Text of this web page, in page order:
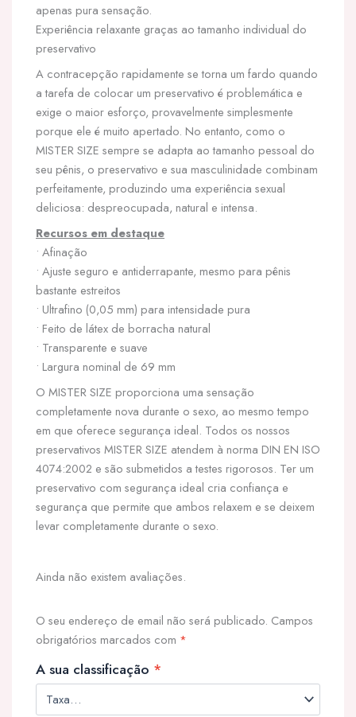
apenas pura sensação.
Experiência relaxante graças ao tamanho individual do
preservativo
A contracepção rapidamente se torna um fardo quando
a tarefa de colocar um preservativo é problemática e
exige o maior esforço, provavelmente simplesmente
porque ele é muito apertado. No entanto, como o
MISTER SIZE sempre se adapta ao tamanho pessoal do
seu pênis, o preservativo e sua masculinidade combinam
perfeitamente, produzindo uma experiência sexual
deliciosa: despreocupada, natural e intensa.
Recursos em destaque
• Afinação
• Ajuste seguro e antiderrapante, mesmo para pênis
bastante estreitos
• Ultrafino (0,05 mm) para intensidade pura
• Feito de látex de borracha natural
• Transparente e suave
• Largura nominal de 69 mm
O MISTER SIZE proporciona uma sensação
completamente nova durante o sexo, ao mesmo tempo
em que oferece segurança ideal. Todos os nossos
preservativos MISTER SIZE atendem à norma DIN EN ISO
4074:2002 e são submetidos a testes rigorosos. Ter um
preservativo com segurança ideal cria confiança e
segurança que permite que ambos relaxem e se deixem
levar completamente durante o sexo.
Ainda não existem avaliações.
O seu endereço de email não será publicado. Campos
obrigatórios marcados com *
A sua classificação *